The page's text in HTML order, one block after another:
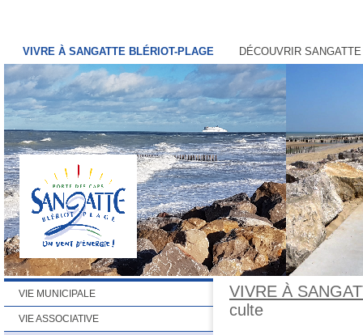
VIVRE À SANGATTE BLÉRIOT-PLAGE DÉCOUVRIR
VIVRE À
culte
VIE MUNICIPALE
VIE ASSOCIATIVE